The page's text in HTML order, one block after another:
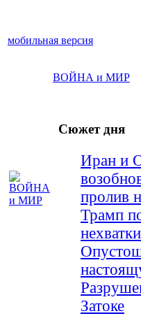
мобильная версия
ВОЙНА и МИР
Сюжет дня
Иран и
пролив
Трамп
Затоке